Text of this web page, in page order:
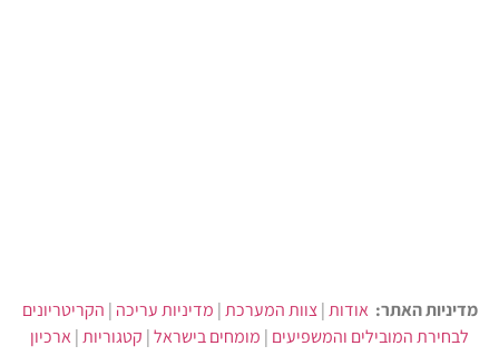
מדיניות האתר: אודות|צוות המערכת| מדיניות עריכה | הקריטריונים
לבחירת המובילים והמשפיעים | מומחים בישראל| קטגוריות| ארכיון